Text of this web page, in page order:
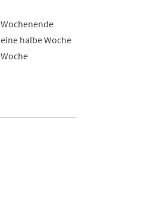
Wochenende
eine halbe Woche
Woche